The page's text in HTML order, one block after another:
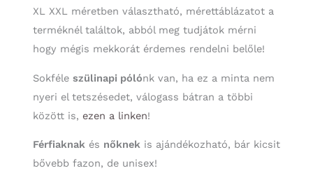
XL XXL méretben választható, mérettáblázatot a
terméknél találtok, abból meg tudjátok mérni
hogy mégis mekkorát érdemes rendelni belőle!
Sokféle szülinapi pólónk van, ha ez a minta nem
nyeri el tetszésedet, válogass bátran a többi
között is, ezen a linken!
Férfiaknakés nőknekis ajándékozható, bár kicsit
bővebb fazon, de unisex!